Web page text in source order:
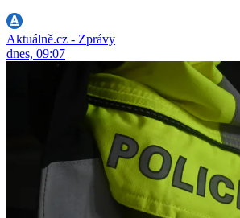
Aktuálně.cz - Zprávy
dnes, 09:07